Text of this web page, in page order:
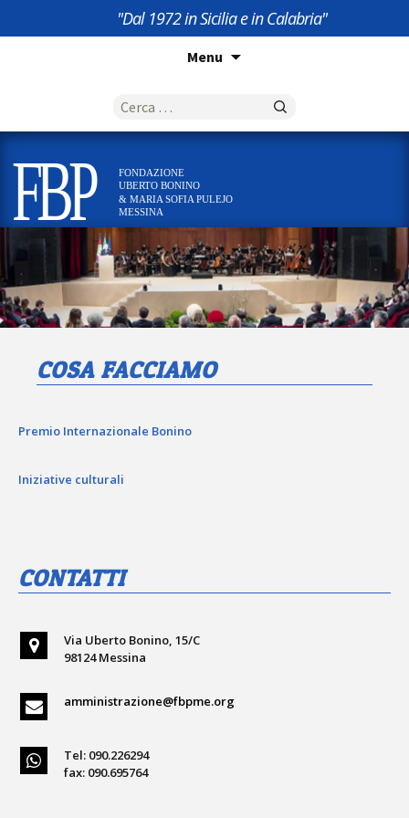
"Dal 1972 in Sicilia e in Calabria"
Menu
Ricerca
FBP
FONDAZIONE
UBERTO BONINO
& MARIA SOFIA PULEJO
MESSINA
FBPFONDAZIONE UBERTO BONINO & MARIA
SOFIA PULEJO MESSINA
COSA FACCIAMO
Premio Internazionale Bonino
Iniziative culturali
CONTATTI
Via Uberto Bonino, 15/C
98124 Messina
amministrazione@fbpme.org
Tel: 090.226294
fax: 090.695764